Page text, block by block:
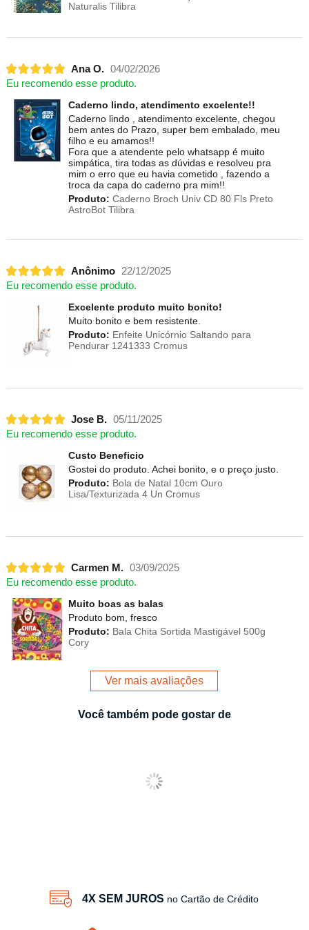
Naturalis Tilibra
Ana O. 04/02/2026
Eu recomendo esse produto.
Caderno lindo, atendimento excelente!!
Caderno lindo , atendimento excelente, chegou
bem antes do Prazo, super bem embalado, meu
filho e eu amamos!!
Fora que a atendente pelo whatsapp é muito
simpática, tira todas as dúvidas e resolveu pra
mim o erro que eu havia cometido , fazendo a
troca da capa do caderno pra mim!!
Produto: Caderno Broch Univ CD 80 Fls Preto
AstroBot Tilibra
Anônimo
22/12/2025
Eu recomendo esse produto.
Excelente produto muito bonito!
Muito bonito e bem resistente.
Produto: Enfeite Unicórnio Saltando para
Pendurar 1241333 Cromus
Jose B. 05/11/2025
Eu recomendo esse produto.
Custo Beneficio
Gostei do produto. Achei bonito, e o preço justo.
Produto: Bola de Natal 10cm Ouro
Lisa/Texturizada 4 Un Cromus
Carmen M. 03/09/2025
Eu recomendo esse produto.
Muito boas as balas
Produto bom, fresco
Produto: Bala Chita Sortida Mastigável 500g
Cory
Ver mais avaliações
Você também pode gostar de
4X SEM JUROS no Cartão de Crédito